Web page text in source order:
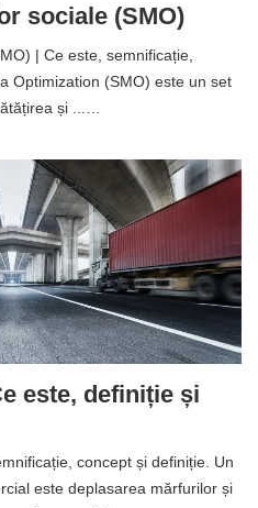
sociale (SMO)
| Ce este, semnificație,
Optimization (SMO) este un set
și ...…
este, definiție și
concept și definiție. Un
este deplasarea mărfurilor și